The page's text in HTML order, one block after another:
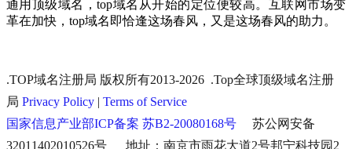
通用顶级域名，top域名从开始的定位便较高。互联网市场变
革在加快，top域名即恰逢这场春风，又是这场春风的助力。
.TOP域名注册局 版权所有2013-2026 .Top全球顶级域名注册
局 Privacy Policy | Terms of Service
国家信息产业部ICP备案 苏B2-20080168号 苏公网安备
32011402010526号 地址：南京市雨花大道2号邦宁科技园2